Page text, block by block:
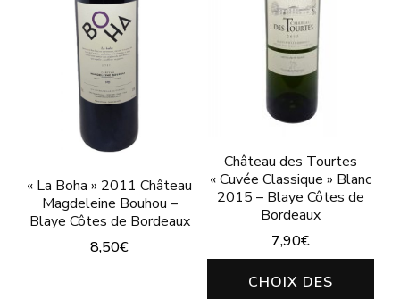
« La Boha » 2011 Château
Magdeleine Bouhou –
Blaye Côtes de Bordeaux
8,50€
Château des Tourtes
« Cuvée Classique » Blanc
2015 – Blaye Côtes de
Bordeaux
7,90€
CHOIX DES